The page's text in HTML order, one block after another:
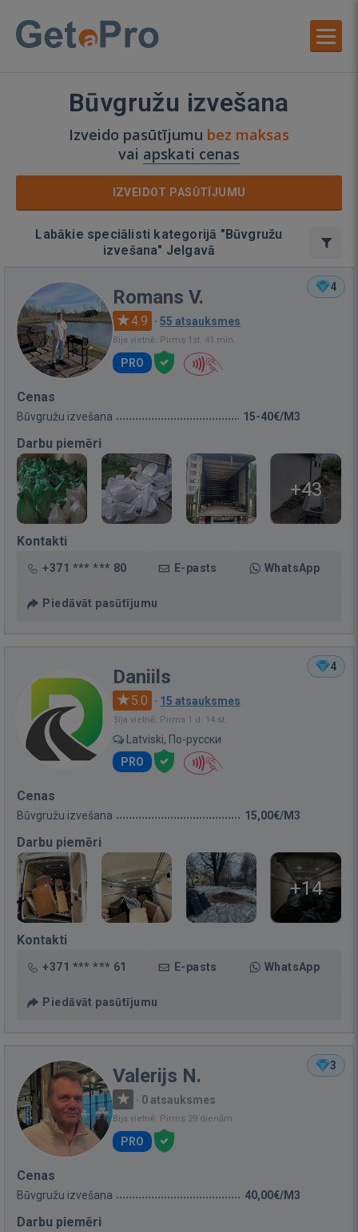
Būvgružu izvešana
Izveido pasūtījumu bez maksas
vai apskati cenas
IZVEIDOT PASŪTĪJUMU
Labākie speciālisti kategorijā "Būvgružu
izvešana" Jelgavā
4
Romans V.
4.9 · 55 atsauksmes
Bija vietnē: Pirms 1st. 41 min.
PRO
Cenas
Būvgružu izvešana 15-40€/M3
Darbu piemēri
+43
Kontakti
+371 *** *** 80 E-pasts WhatsApp
Piedāvāt pasūtījumu
4
Daniils
5.0 · 15 atsauksmes
Bija vietnē: Pirms 1 d. 14 st.
Latviski, По-русски
PRO
Cenas
Būvgružu izvešana 15,00€/M3
Darbu piemēri
+14
Kontakti
+371 *** *** 61 E-pasts WhatsApp
Piedāvāt pasūtījumu
3
Valerijs N.
· 0 atsauksmes
Bija vietnē: Pirms 29 dienām
PRO
Cenas
Būvgružu izvešana 40,00€/M3
Darbu piemēri